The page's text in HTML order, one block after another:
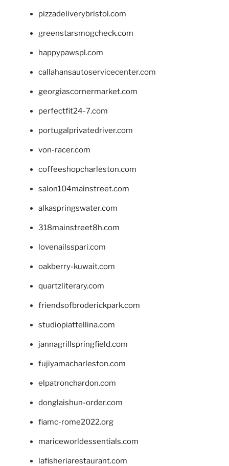
pizzadeliverybristol.com
greenstarsmogcheck.com
happypawspl.com
callahansautoservicecenter.com
georgiascornermarket.com
perfectfit24-7.com
portugalprivatedriver.com
von-racer.com
coffeeshopcharleston.com
salon104mainstreet.com
alkaspringswater.com
318mainstreet8h.com
lovenailsspari.com
oakberry-kuwait.com
quartzliterary.com
friendsofbroderickpark.com
studiopiattellina.com
jannagrillspringfield.com
fujiyamacharleston.com
elpatronchardon.com
donglaishun-order.com
fiamc-rome2022.org
mariceworldessentials.com
lafisheriarestaurant.com